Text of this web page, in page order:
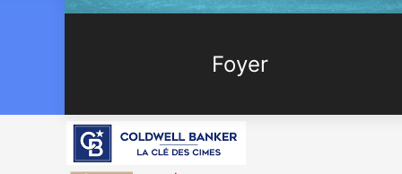
Foyer